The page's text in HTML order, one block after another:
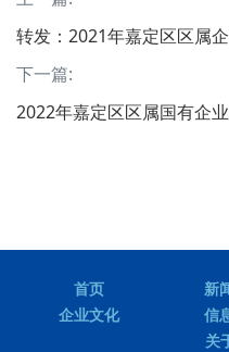
转发：2021年嘉定区区属
下一篇:
2022年嘉定区区属国有企
首页 新
企业文化
信
关